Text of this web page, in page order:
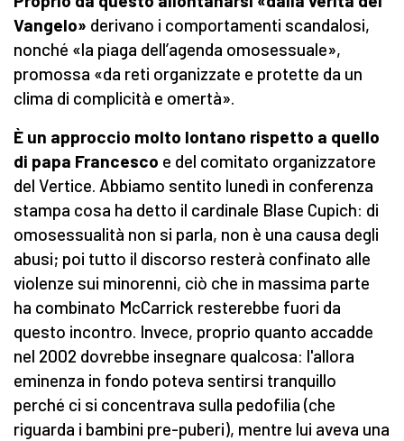
Vangelo» derivano i comportamenti scandalosi,
nonché «la piaga dell’agenda omosessuale»,
promossa «da reti organizzate e protette da un
clima di complicità e omertà».
È un approccio molto lontano rispetto a quello
di papa Francesco e del comitato organizzatore
del Vertice. Abbiamo sentito lunedì in conferenza
stampa cosa ha detto il cardinale Blase Cupich: di
omosessualità non si parla, non è una causa degli
abusi; poi tutto il discorso resterà confinato alle
violenze sui minorenni, ciò che in massima parte
ha combinato McCarrick resterebbe fuori da
questo incontro. Invece, proprio quanto accadde
nel 2002 dovrebbe insegnare qualcosa: l'allora
eminenza in fondo poteva sentirsi tranquillo
perché ci si concentrava sulla pedofilia (che
riguarda i bambini pre-puberi), mentre lui aveva una